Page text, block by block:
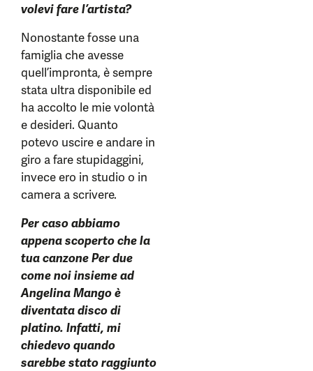
volevi fare l’artista?
Nonostante fosse una
famiglia che avesse
quell’impronta, è sempre
stata ultra disponibile ed
ha accolto le mie volontà
e desideri. Quanto
potevo uscire e andare in
giro a fare stupidaggini,
invece ero in studio o in
camera a scrivere.
Per caso abbiamo
appena scoperto che la
tua canzone Per due
come noi insieme ad
Angelina Mango è
diventata disco di
platino. Infatti, mi
chiedevo quando
sarebbe stato raggiunto